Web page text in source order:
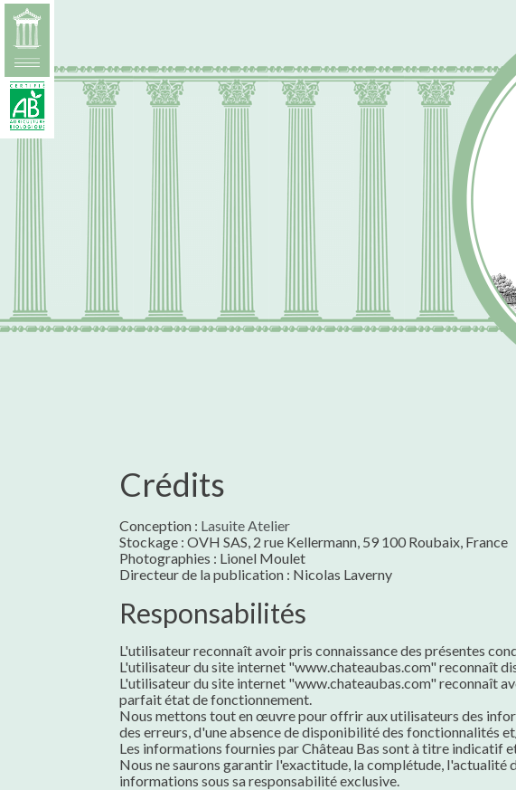
Crédits
Conception : Lasuite Atelier
Stockage : OVH SAS, 2 rue Kellermann, 59 100 Roubaix, France
Photographies : Lionel Moulet
Directeur de la publication : Nicolas Laverny
Responsabilités
L'utilisateur reconnaît avoir pris connaissance des présentes
L'utilisateur du site internet "www.chateaubas.com" reconnaît
L'utilisateur du site internet "www.chateaubas.com" reconnaît
parfait état de fonctionnement.
Nous mettons tout en œuvre pour offrir aux utilisateurs des
des erreurs, d'une absence de disponibilité des fonctionnalités
Les informations fournies par Château Bas sont à titre indicatif
Nous ne saurons garantir l'exactitude, la complétude,
informations sous sa responsabilité exclusive.